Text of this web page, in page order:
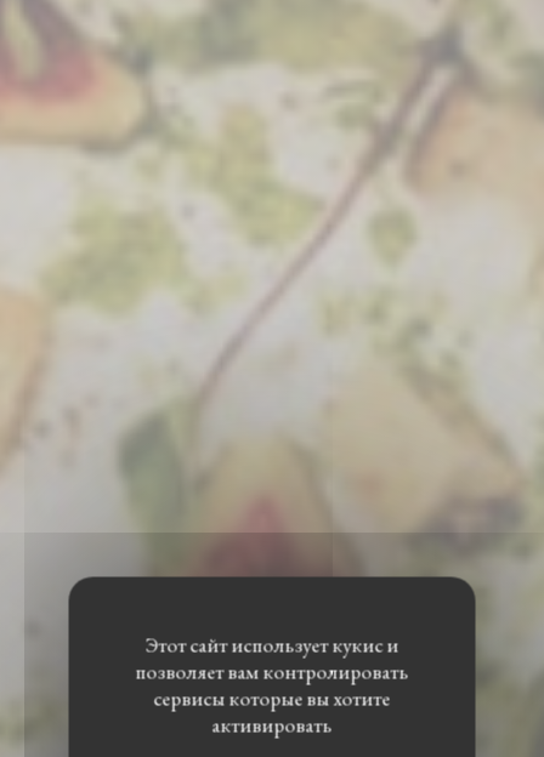
Этот сайт использует кукис и
позволяет вам контролировать
сервисы которые вы хотите
активировать
• PARIS